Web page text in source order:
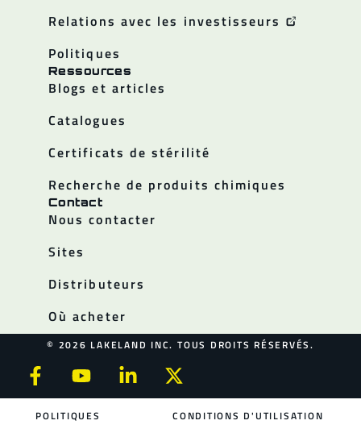
Relations avec les investisseurs
Politiques
Ressources
Blogs et articles
Catalogues
Certificats de stérilité
Recherche de produits chimiques
Contact
Nous contacter
Sites
Distributeurs
Où acheter
© 2026 LAKELAND INC. TOUS DROITS RÉSERVÉS.
POLITIQUES CONDITIONS D'UTILISATION